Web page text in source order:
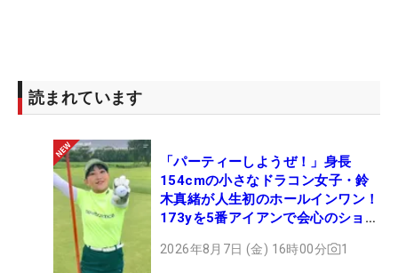
読まれています
「パーティーしようぜ！」身長
154cmの小さなドラコン女子・鈴
木真緒が人生初のホールインワン！
173yを5番アイアンで会心のショッ
2026年8月7日 (金) 16時00分 1